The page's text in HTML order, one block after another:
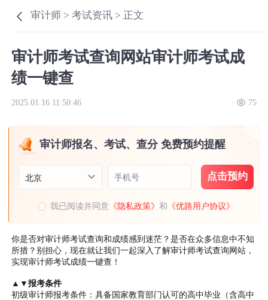
审计师 >考试资讯 > 正文
审计师考试查询网站审计师考试成
绩一键查
2025.01.16 11:50:46 75
审计师报名、考试、查分 免费预约提醒
北京 手机号 点击预约
我已阅读并同意 《隐私政策》和 《优路用户协议》
你是否对审计师考试查询和成绩感到迷茫？是否在众多信息中不知
所措？别担心，现在就让我们一起深入了解审计师考试查询网站，
实现审计师考试成绩一键查！
▲▼报考条件
初级审计师报考条件：具备国家教育部门认可的高中毕业（含高中